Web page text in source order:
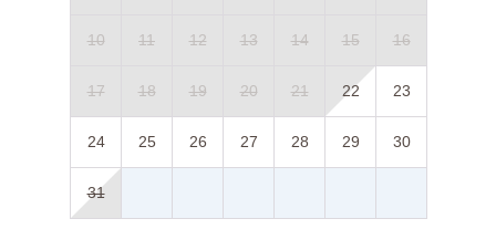
10 11 12 13 14 15 16
17 18 19 20 21 22 23
24 25 26 27 28 29 30
31